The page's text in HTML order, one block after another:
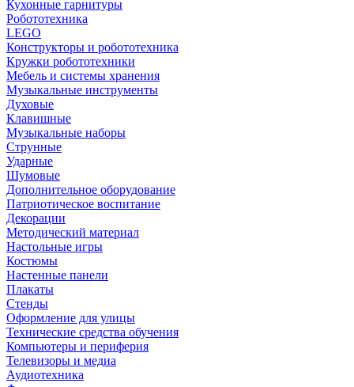
Кухонные гарнитуры
Робототехника
LEGO
Конструкторы и робототехника
Кружки робототехники
Мебель и системы хранения
Музыкальные инструменты
Духовые
Клавишные
Музыкальные наборы
Струнные
Ударные
Шумовые
Дополнительное оборудование
Патриотическое воспитание
Декорации
Методический материал
Настольные игры
Костюмы
Настенные панели
Плакаты
Стенды
Оформление для улицы
Технические средства обучения
Компьютеры и периферия
Телевизоры и медиа
Аудиотехника